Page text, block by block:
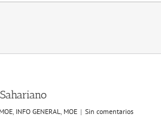
, INFO GENERAL, MOE | Sin comentarios